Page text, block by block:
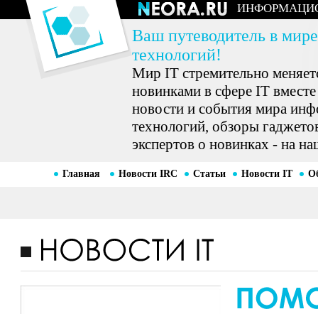
Ваш путеводитель в
технологий!
Мир IT стремительно
новинками в сфере IT
новости и события мира
технологий, обзоры
экспертов о новинках - на
Главная Новости IRC Статьи Новости IT